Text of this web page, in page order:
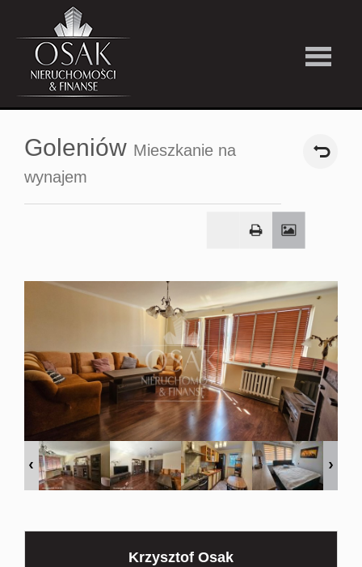
Kup
Firma
Kontakt
Goleniów Mieszkanie na
wynajem
Krzysztof Osak